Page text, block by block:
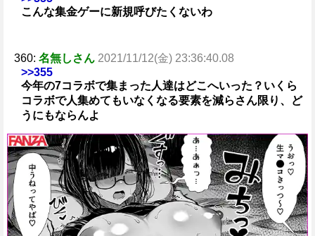
こんな集金ゲーに新規呼びたくないわ
360: 名無しさん 2021/11/12(金) 23:36:40.08
>>355
今年の7コラボで集まった人達はどこへいった？いくら
コラボで人集めてもいなくなる要素を減らさん限り、ど
うにもならんよ